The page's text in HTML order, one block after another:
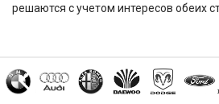
решаются с учетом интересов обеих